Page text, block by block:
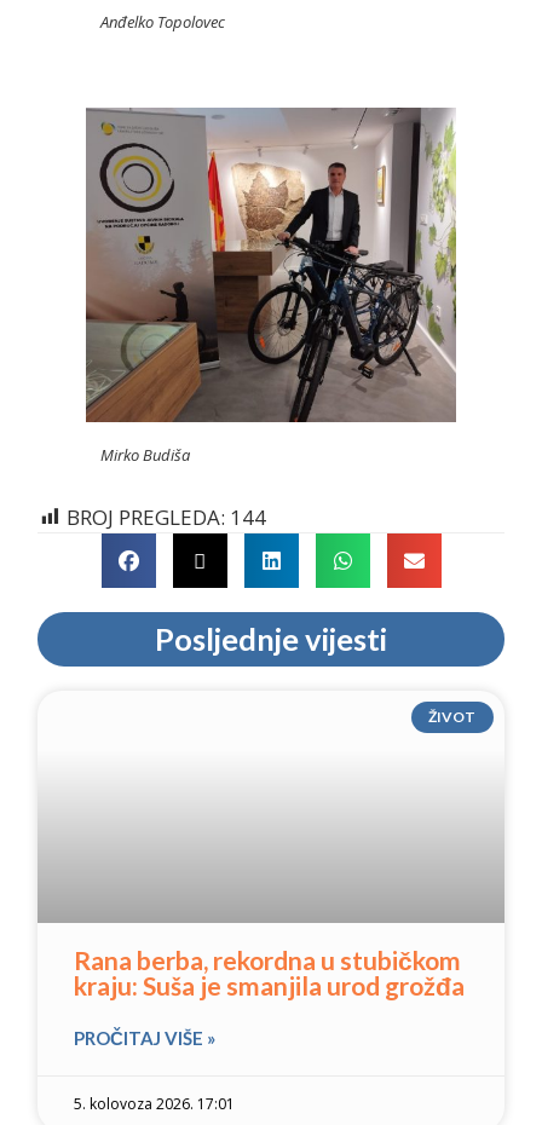
Anđelko Topolovec
Mirko Budiša
BROJ PREGLEDA: 144
Posljednje vijesti
ŽIVOT
Rana berba, rekordna u stubičkom
kraju: Suša je smanjila urod grožđa
PROČITAJ VIŠE »
5. kolovoza 2026. 17:01